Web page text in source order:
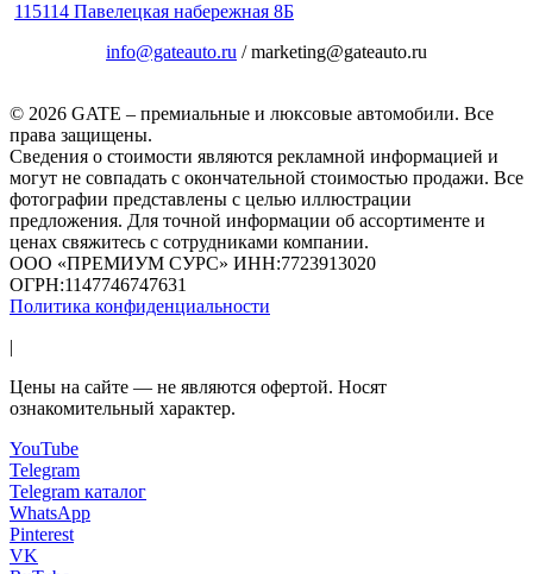
115114 Павелецкая набережная 8Б
info@gateauto.ru / marketing@gateauto.ru
© 2026 GATE – премиальные и люксовые автомобили. Все
права защищены.
Сведения о стоимости являются рекламной информацией и
могут не совпадать с окончательной стоимостью продажи. Все
фотографии представлены с целью иллюстрации
предложения. Для точной информации об ассортименте и
ценах свяжитесь с сотрудниками компании.
ООО «ПРЕМИУМ СУРС» ИНН:7723913020
ОГРН:1147746747631
Политика конфиденциальности
|
Цены на сайте — не являются офертой. Носят
ознакомительный характер.
YouTube
Telegram
Telegram каталог
WhatsApp
Pinterest
VK